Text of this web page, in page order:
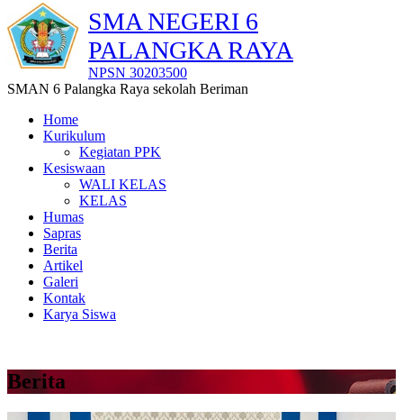
SMA NEGERI 6
PALANGKA RAYA
NPSN 30203500
SMAN 6 Palangka Raya sekolah Beriman
Home
Kurikulum
Kegiatan PPK
Kesiswaan
WALI KELAS
KELAS
Humas
Sapras
Berita
Artikel
Galeri
Kontak
Karya Siswa
Berita